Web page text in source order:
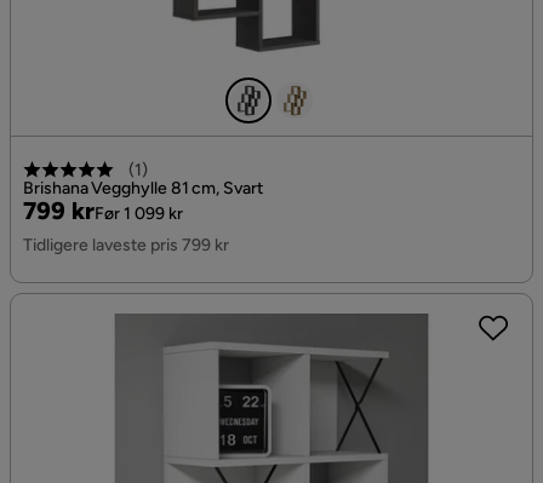
(1)
Brishana Vegghylle 81 cm, Svart
Pris
799 kr
Original
Pris
Før 1 099 kr
Tidligere laveste pris 799 kr